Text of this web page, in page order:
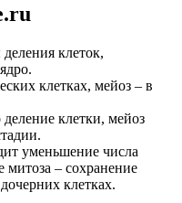
клеток,
клетках, мейоз – в
клетки, мейоз
уменьшение числа
митоза – сохранение
клетках.